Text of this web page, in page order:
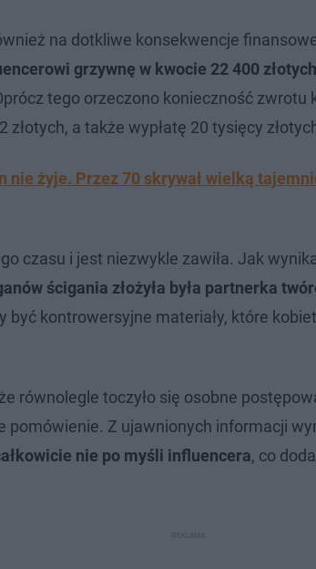
na dotkliwe konsekwencje
grzywnę w kwocie 22 400 złotych
tego orzeczono konieczność
a także wypłatę 20 tysięcy
nie żyje. Przez 70 skrywał wielką
czasu i jest niezwykle zawiła. Jak
ścigania złożyła była partnerka
być kontrowersyjne materiały, które
równolegle toczyło się osobne
pomówienie. Z ujawnionych informacji
nie po myśli influencera, co